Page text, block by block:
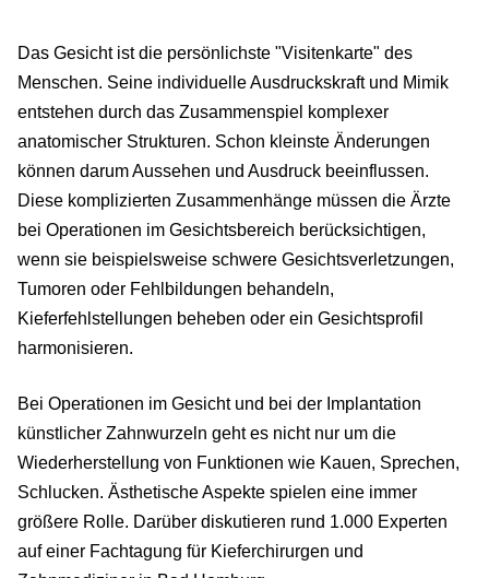
Das Gesicht ist die persönlichste "Visitenkarte" des
Menschen. Seine individuelle Ausdruckskraft und Mimik
entstehen durch das Zusammenspiel komplexer
anatomischer Strukturen. Schon kleinste Änderungen
können darum Aussehen und Ausdruck beeinflussen.
Diese komplizierten Zusammenhänge müssen die Ärzte
bei Operationen im Gesichtsbereich berücksichtigen,
wenn sie beispielsweise schwere Gesichtsverletzungen,
Tumoren oder Fehlbildungen behandeln,
Kieferfehlstellungen beheben oder ein Gesichtsprofil
harmonisieren.
Bei Operationen im Gesicht und bei der Implantation
künstlicher Zahnwurzeln geht es nicht nur um die
Wiederherstellung von Funktionen wie Kauen, Sprechen,
Schlucken. Ästhetische Aspekte spielen eine immer
größere Rolle. Darüber diskutieren rund 1.000 Experten
auf einer Fachtagung für Kieferchirurgen und